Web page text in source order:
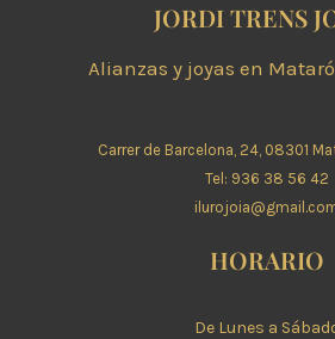
JORDI TRENS
Alianzas y joyas en Mataró
Carrer de Barcelona, 24, 08301
Tel: 936 38 56 42
HORARIO
De Lunes a